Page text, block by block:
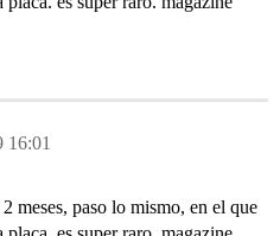
16:01
meses, paso lo mismo, en el que